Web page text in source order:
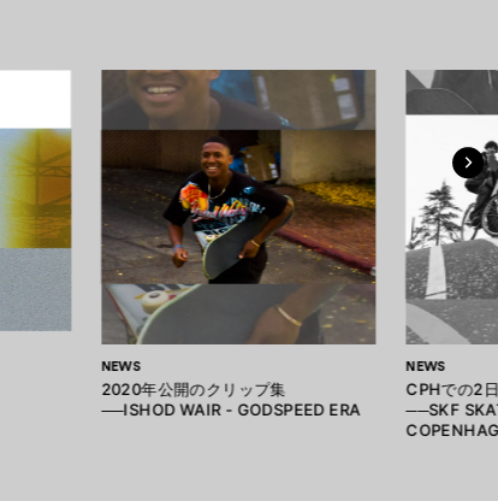
NEWS
2020年公開のクリップ集
──ISHOD WAIR - GODSPEED ERA
NEWS
CPHでの2
──SKF